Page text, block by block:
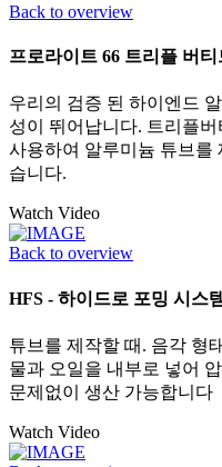
Back to overview
프로라이트 66 트리플 버
우리의 검증 된 하이엔드
성이 뛰어납니다. 트리플
사용하여 알루미늄 튜브를
습니다.
Watch Video
Back to overview
HFS - 하이드로 포밍 시스템
튜브를 제작할 때. 음각 형
물과 오일을 내부로 넣어
문제없이 생산 가능합니다
Watch Video